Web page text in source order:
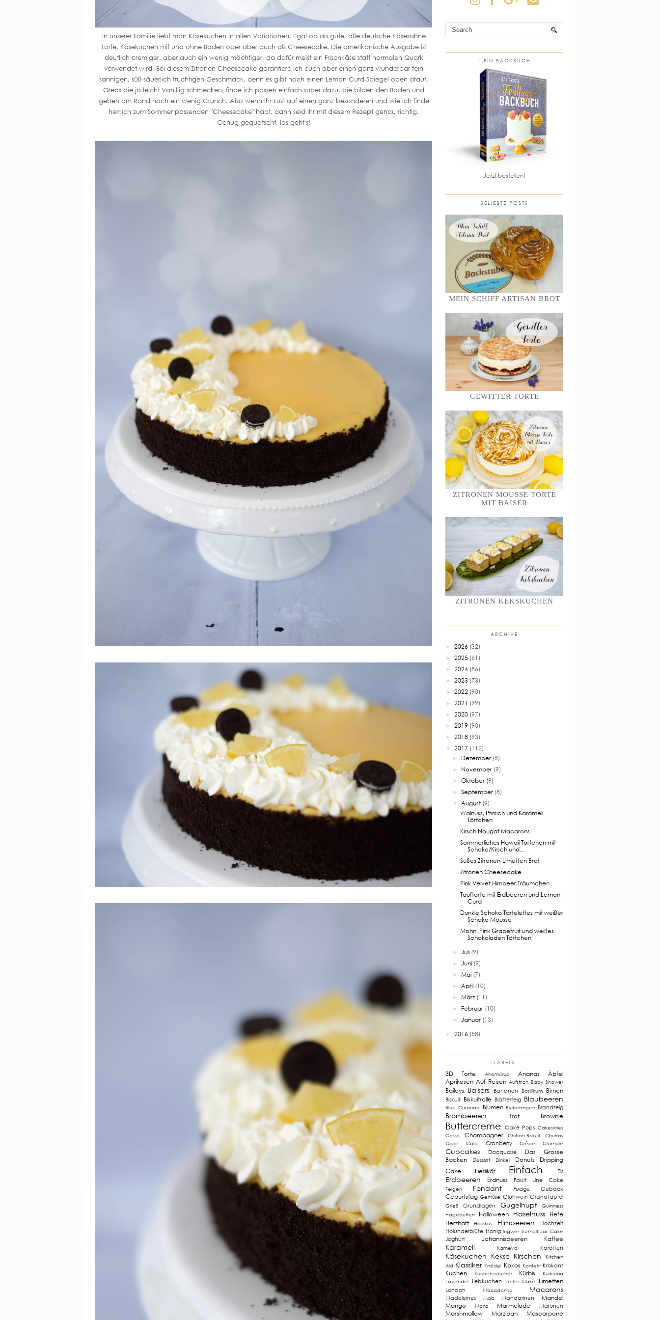
In unserer Familie liebt man Käsekuchen in allen Variationen. Egal ob als gute, alte deutsche Käsesahne
Torte, Käsekuchen mit und ohne Boden oder aber auch als Cheesecake. Die amerikanische Ausgabe ist
deutlich cremiger, aber auch ein wenig mächtiger, da dafür meist ein Frischkäse statt normalen Quark
verwendet wird. Bei diesem Zitronen Cheesecake garantiere ich euch aber einen ganz wunderbar fein
sahnigen, süß-säuerlich fruchtigen Geschmack, denn es gibt noch einen Lemon Curd Spiegel oben drauf.
Oreos die ja leicht Vanillig schmecken, finde ich passen einfach super dazu, die bilden den Boden und
geben am Rand noch ein wenig Crunch. Also wenn ihr Lust auf einen ganz besonderen und wie ich finde
herrlich zum Sommer passenden "Cheesecake" habt, dann seid ihr mit diesem Rezept genau richtig.
Genug gequatscht, los geht's!
MEIN BACKBUCH
Jetzt bestellen!
BELIEBTE POSTS
MEIN SCHIFF ARTISAN BROT
GEWITTER TORTE
ZITRONEN MOUSSE TORTE
MIT BAISER
ZITRONEN KEKSKUCHEN
ARCHIVE
► 2026 (32)
► 2025 (61)
► 2024 (86)
► 2023 (73)
► 2022 (90)
► 2021 (99)
► 2020 (97)
► 2019 (90)
► 2018 (93)
▼ 2017 (112)
► Dezember (8)
► November (9)
►Oktober (9)
►September (8)
▼ August (9)
Walnuss, Pfirsich und Karamell
Törtchen
Kirsch Nougat Macarons
Sommerliches Hawaii Törtchen mit
Schoko/Kirsch und...
Süßes Zitronen-Limetten Brot
Zitronen Cheesecake
Pink Velvet Himbeer Träumchen
Tauftorte mit Erdbeeren und Lemon
Curd
Dunkle Schoko Tartelettes mit weißer
Schoko Mousse
Mohn, Pink Grapefruit und weißes
Schokoladen Törtchen
►Juli (9)
►Juni (9)
►Mai (7)
►April (10)
►März (11)
► Februar (10)
►Januar (13)
► 2016 (58)
LABELS
3D Torte Ahornsirup Ananas
Äpfel
Aprikosen Auf Reisen Aufstrich Baby Shower
Baileys Baisers Bananen Basilikum Birnen
Biskuit Biskuitrolle Blätterteig Blaubeeren
Blue Curacao Blumen Blutorangen Brandteig
Brombeeren Brot Brownie
Buttercreme Cake Pops Cakesicles
Cassis
Champagner Chiffon-Biskuit
Churros
Cidre
Cola Cranberry Crêpe Crumble
Cupcakes Dacquoise
Das Grosse
Backen
Dessert Dinkel Donuts
Dripping
Cake
Eierlikör Einfach Eis
Erdbeeren Erdnuss Fault Line Cake
Feigen Fondant Fudge Gebäck
Geburtstag Gemüse Glühwein Granatapfel
Grieß Grundlagen Gugelhupf
Guinness
Hagebutten
Halloween Haselnuss
Hefe
Herzhaft
Hibiskus Himbeeren
Hochzeit
Holunderblüte Honig Ingwer Isomalt Jar Cake
Joghurt Johannisbeeren Kaffee
Karamell Karneval Karotten
Käsekuchen Kekse Kirschen
Kitchen
Aid Klassiker Knödel Kokos Konfekt Krokant
Kuchen Küchenzubehör Kürbis
Kurkuma
Lavendel
Lebkuchen Letter Cake Limetten
London Macadamia Macarons
Madeleines Malz Mandarinen
Mandel
Mango
Manz Marmelade Maronen
Marshmallow Marzipan Mascarpone